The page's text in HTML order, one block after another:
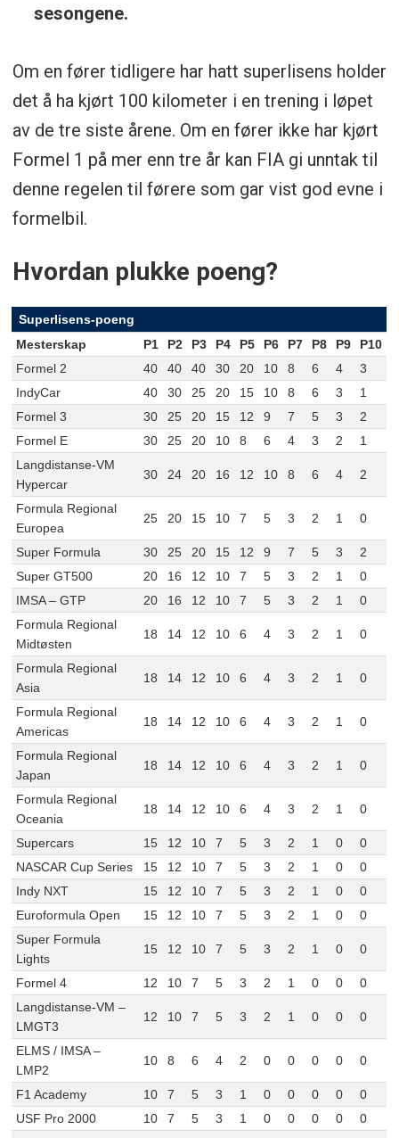
sesongene.
Om en fører tidligere har hatt superlisens holder
det å ha kjørt 100 kilometer i en trening i løpet
av de tre siste årene. Om en fører ikke har kjørt
Formel 1 på mer enn tre år kan FIA gi unntak til
denne regelen til førere som gar vist god evne i
formelbil.
Hvordan plukke poeng?
Superlisens-poeng
Mesterskap
P1 P2 P3 P4 P5 P6 P7 P8 P9
P10
Formel 2
40 40 40 30 20 10 8 6 4
3
IndyCar
40 30 25 20 15 10 8 6 3
1
Formel 3
30 25 20 15 12 9 7 5 3
2
Formel E
30 25 20 10 8 6 4 3 2
1
Langdistanse-VM
Hypercar
30 24 20 16 12 10 8 6 4 2
Formula Regional
Europea
25 20 15 10 7 5 3 2 1 0
Super Formula 30 25 20 15 12 9 7 5 3
2
Super GT500
20 16 12 10 7 5 3 2 1
0
IMSA – GTP
20 16 12 10 7 5 3 2 1
0
Formula Regional
Midtøsten
18 14 12 10 6 4 3 2 1 0
Formula Regional
Asia
18 14 12 10 6 4 3 2 1 0
Formula Regional
Americas
18 14 12 10 6 4 3 2 1 0
Formula Regional
Japan
18 14 12 10 6 4 3 2 1 0
Formula Regional
Oceania
18 14 12 10 6 4 3 2 1 0
Supercars 15 12 10 7 5 3 2 1 0
0
NASCAR Cup Series
15 12 10 7 5 3 2 1 0
0
Indy NXT
15 12 10 7 5 3 2 1 0
0
Euroformula Open
15 12 10 7 5 3 2 1 0
0
Super Formula
Lights
15 12 10 7 5 3 2 1 0 0
Formel 4 12 10 7 5 3 2 1 0 0
0
Langdistanse-VM –
LMGT3
12 10 7 5 3 2 1 0 0 0
ELMS / IMSA –
LMP2
10 8 6 4 2 0 0 0 0 0
F1 Academy 10 7 5 3 1 0 0 0 0
0
USF Pro 2000
10 7 5 3 1 0 0 0 0
0